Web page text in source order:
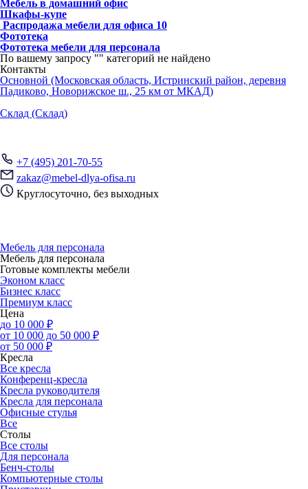
Мебель в домашний офис
Шкафы-купе
Распродажа мебели для офиса 10
Фототека
Фототека мебели для персонала
По вашему запросу "" категорий не найдено
Контакты
Основной (Московская область, Истринский район, деревня
Падиково, Новорижское ш., 25 км от МКАД)
Склад (Склад)
+7 (495) 201-70-55
zakaz@mebel-dlya-ofisa.ru
Круглосуточно, без выходных
Мебель для персонала
Мебель для персонала
Готовые комплекты мебели
Эконом класс
Бизнес класс
Премиум класс
Цена
до 10 000 ₽
от 10 000 до 50 000 ₽
от 50 000 ₽
Кресла
Все кресла
Конференц-кресла
Кресла руководителя
Кресла для персонала
Офисные стулья
Все
Столы
Все столы
Для персонала
Бенч-столы
Компьютерные столы